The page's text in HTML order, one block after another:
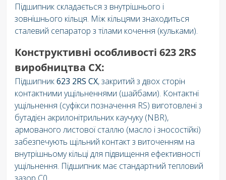
Підшипник складається з внутрішнього і
зовнішнього кільця. Між кільцями знаходиться
сталевий сепаратор з тілами кочення (кульками).
Конструктивні особливості 623 2RS ​​
виробництва CX:
Підшипник623 2RS ​​СX, закритий з двох сторін
контактними ущільненнями (шайбами). Контактні
ущільнення (суфікси позначення RS) виготовлені з
бутадієн акрилонітрильних каучуку (NBR),
армованого листової сталлю (масло і зносостійкі)
забезпечують щільний контакт з виточенням на
внутрішньому кільці для підвищення ефективності
ущільнення. Підшипник має стандартний тепловий